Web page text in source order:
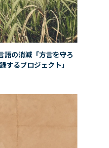
語の消滅「方言を守ろ
するプロジェクト」